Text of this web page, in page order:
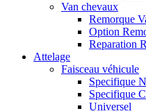
Van chevaux
Remorque
Option
Reparation
Attelage
Faisceau véhicule
Specifique
Specifique
Universel